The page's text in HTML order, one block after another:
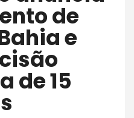
de
e
de 15